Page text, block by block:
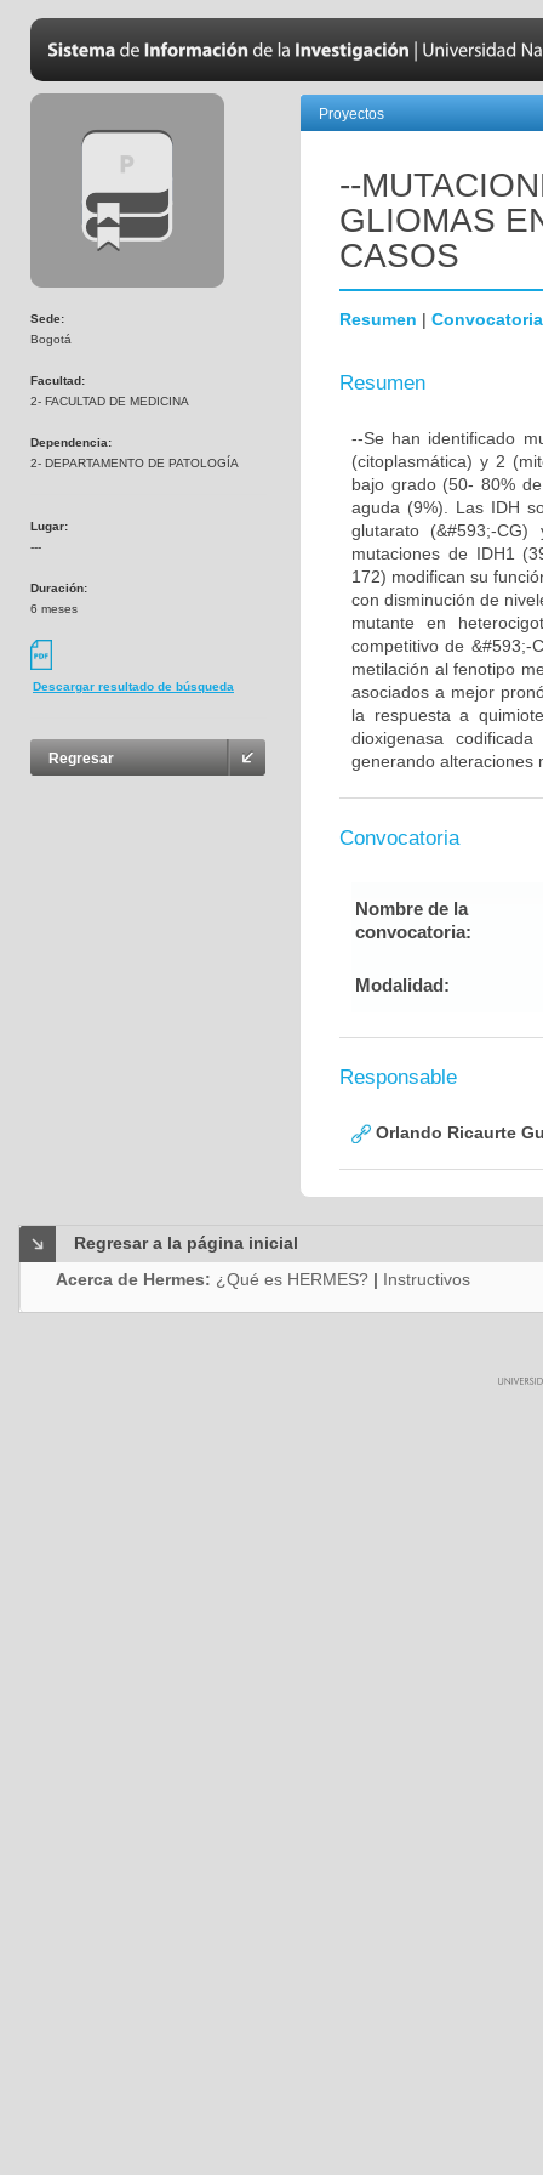
Sede:
Bogotá
Facultad:
2- FACULTAD DE MEDICINA
Dependencia:
2- DEPARTAMENTO DE PATOLOGÍA
Lugar:
---
Duración:
6 meses
Descargar resultado de búsqueda
Regresar
Proyectos
--
GLIOMAS
CASOS
Resumen | Convocatoria
Resumen
--Se han identificado
(citoplasmática) y 2
bajo grado (50- 80%
aguda (9%). Las IDH
glutarato (&#593;-
mutaciones de IDH1
172) modifican su
con disminución de
mutante en
competitivo de &#593;-
metilación al fenotipo
asociados a mejor
la respuesta a
dioxigenasa
generando alteraciones
Convocatoria
Nombre de la
convocatoria:
Modalidad:
Responsable
Orlando Ricaurte
Regresar a la página inicial
Acerca de Hermes: ¿Qué es HERMES? | Instructivos